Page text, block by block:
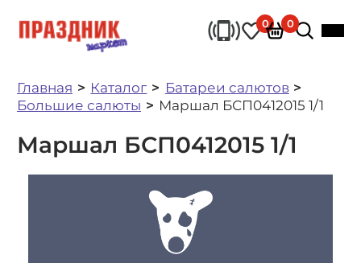
0 0
Главная Каталог
Батареи салютов
Большие салюты
Маршал БСП0412015 1/1
Маршал БСП0412015 1/1